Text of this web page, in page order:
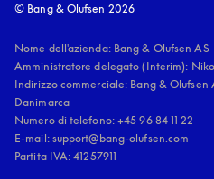
© Bang & Olufsen 2026
Nome dell'azienda: Bang & Olufsen AS
Amministratore delegato (Interim):
Indirizzo commerciale: Bang & Olufsen
Danimarca
Numero di telefono: +45 96 84 11 22
E-mail: support@bang-olufsen.com
Partita IVA: 41257911